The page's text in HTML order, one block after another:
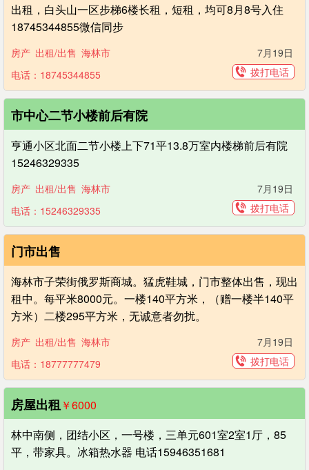
出租，白头山一区步梯6楼长租，短租，均可8月8号入住 ​
18745344855微信同步
房产 出租/出售 海林市
7月19日
电话：18745344855
拨打电话
市中心二节小楼前后有院
亨通小区北面二节小楼上下71平13.8万室内楼梯前后有院
15246329335
房产 出租/出售 海林市
7月19日
电话：15246329335
拨打电话
门市出售
海林市子荣街俄罗斯商城。猛虎鞋城，门市整体出售，现出
租中。每平米8000元。一楼140平方米，（赠一楼半140平
方米）二楼295平方米，无诚意者勿扰。
房产 出租/出售 海林市
7月19日
电话：18777777479
拨打电话
房屋出租￥6000
林中南侧，团结小区，一号楼，三单元601室2室1厅，85
平，带家具。冰箱热水器 电话15946351681